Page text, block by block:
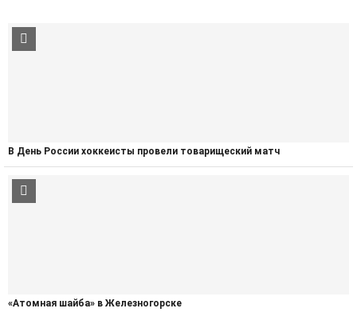
В День России хоккеисты провели товарищеский матч
«Атомная шайба» в Железногорске